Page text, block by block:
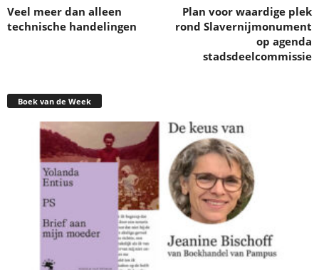
Veel meer dan alleen
technische handelingen
Plan voor waardige plek
rond Slavernijmonument
op agenda
stadsdeelcommissie
Boek van de Week